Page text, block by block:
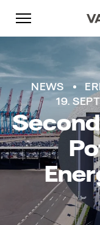
Überspringen
Zurück zur
Gehe zur Fußzeile
NEWS
19.
Zurück zur